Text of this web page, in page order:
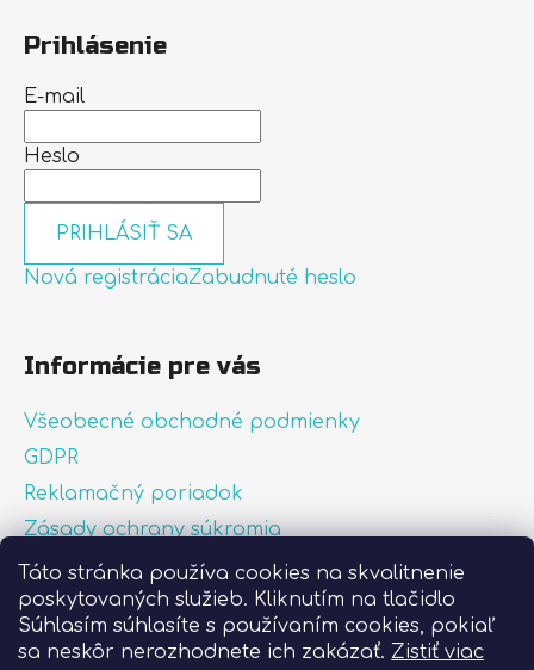
Táto stránka používa cookies na skvalitnenie
poskytovaných služieb. Kliknutím na tlačidlo
Súhlasím súhlasíte s používaním cookies, pokiaľ
sa neskôr nerozhodnete ich zakázať. Zistiť viac
Prihlásenie
E-mail
Heslo
PRIHLÁSIŤ SA
Nová registráciaZabudnuté heslo
Informácie pre vás
Všeobecné obchodné podmienky
GDPR
Reklamačný poriadok
Zásady ochrany súkromia
Zásady používania súborov cookies
O nás
FAQ